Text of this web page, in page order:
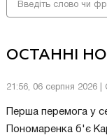
ОСТАННІ
21:56, 06 серпня
Перша перемога у
Пономаренка б'є